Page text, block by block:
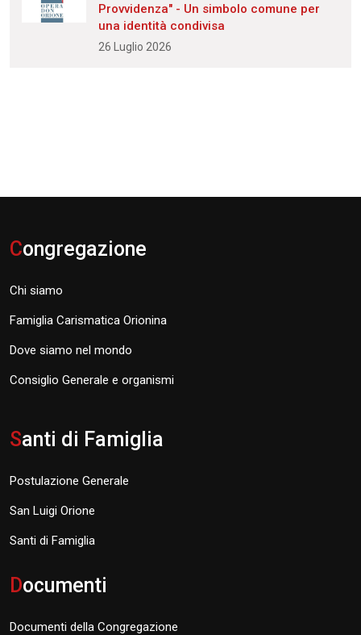
Provvidenza" - Un simbolo comune per
una identità condivisa
26 Luglio 2026
Congregazione
Chi siamo
Famiglia Carismatica Orionina
Dove siamo nel mondo
Consiglio Generale e organismi
Santi di Famiglia
Postulazione Generale
San Luigi Orione
Santi di Famiglia
Documenti
Documenti della Congregazione